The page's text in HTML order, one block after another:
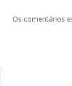
Os comentários